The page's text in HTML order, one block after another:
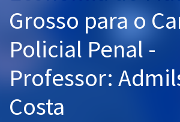
Questões grátis
Conteúdo gratuito
Aprovados
Grosso para o
Policial Penal -
Professor:
Costa